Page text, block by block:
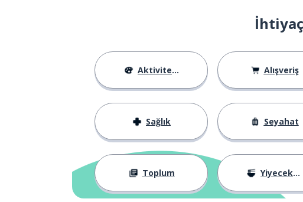
Aktiviteler Alışveriş
Sağlık Seyahat
Toplum Yiyecekler